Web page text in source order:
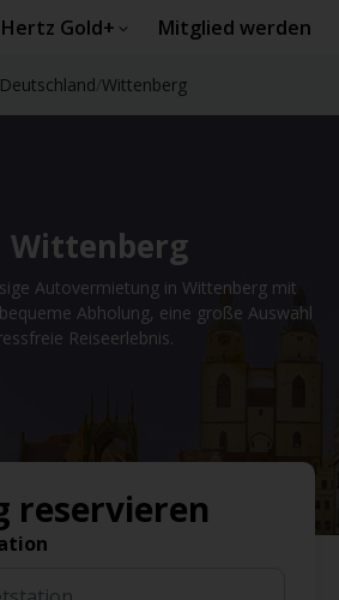
Hertz Gold+ Mitglied werden
Deutschland Wittenberg
Wittenberg
Autovermietung in Wittenberg mit
Abholung, eine große Auswahl
Reiseerlebnis.
reservieren